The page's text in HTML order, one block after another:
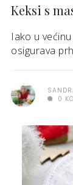
Keksi s
Iako u
osigurava
0